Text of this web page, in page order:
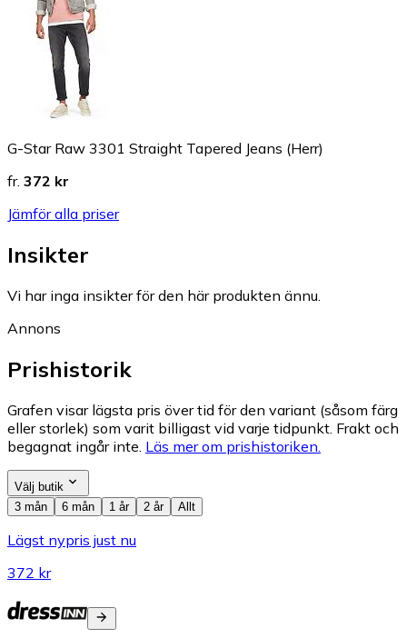
G-Star Raw 3301 Straight Tapered Jeans (Herr)
fr. 372 kr
Jämför alla priser
Insikter
Vi har inga insikter för den här produkten ännu.
Annons
Prishistorik
Grafen visar lägsta pris över tid för den variant (såsom färg
eller storlek) som varit billigast vid varje tidpunkt. Frakt och
begagnat ingår inte. Läs mer om prishistoriken.
Välj butik
3 mån
6 mån 1 år 2 år Allt
Lägst nypris just nu
372 kr